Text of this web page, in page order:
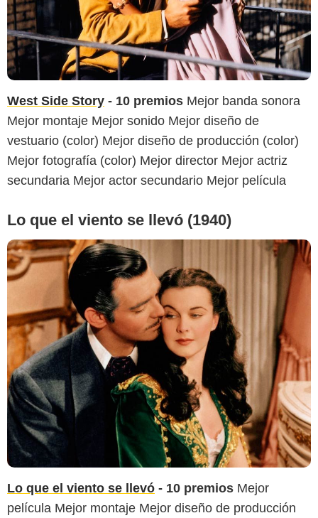
West Side Story - 10 premios Mejor banda sonora
Mejor montaje Mejor sonido Mejor diseño de
vestuario (color) Mejor diseño de producción (color)
Mejor fotografía (color) Mejor director Mejor actriz
secundaria Mejor actor secundario Mejor película
Lo que el viento se llevó (1940)
Lo que el viento se llevó - 10 premios Mejor
película Mejor montaje Mejor diseño de producción